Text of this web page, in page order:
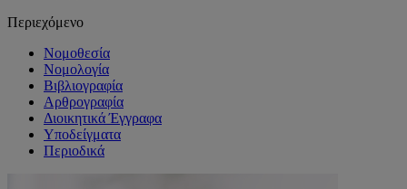
Περιεχόμενο
Νομοθεσία
Νομολογία
Βιβλιογραφία
Αρθρογραφία
Διοικητικά Έγγραφα
Υποδείγματα
Περιοδικά